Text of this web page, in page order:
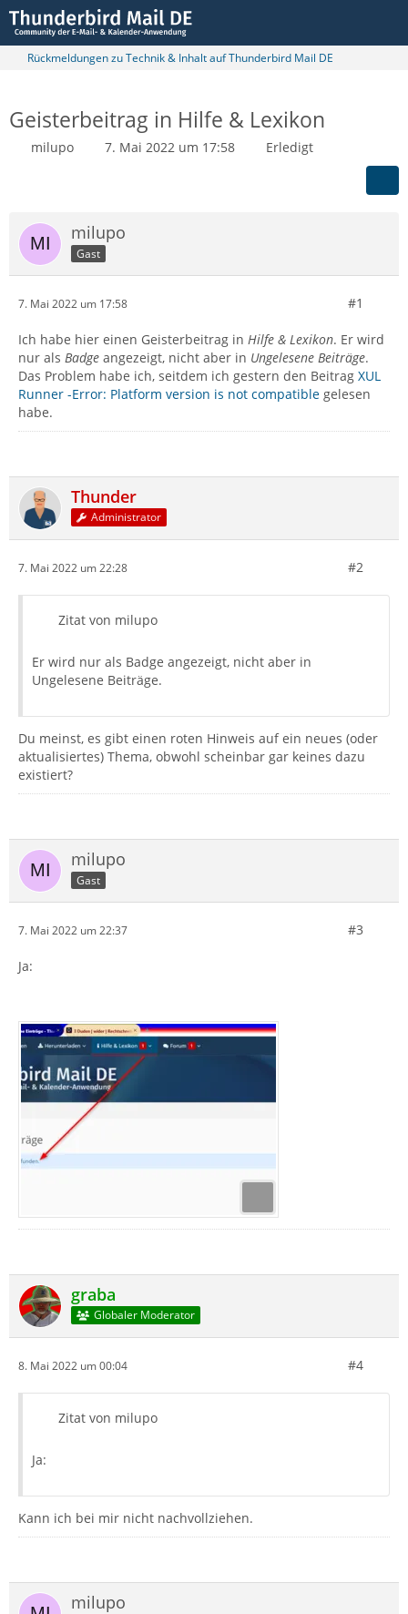
Rückmeldungen zu Technik & Inhalt auf Thunderbird Mail DE
Geisterbeitrag in Hilfe & Lexikon
milupo 7. Mai 2022 um 17:58 Erledigt
milupo
Gast
7. Mai 2022 um 17:58 #1
Ich habe hier einen Geisterbeitrag in Hilfe & Lexikon. Er wird
nur als Badge angezeigt, nicht aber in Ungelesene Beiträge.
Das Problem habe ich, seitdem ich gestern den Beitrag XUL
Runner -Error: Platform version is not compatible gelesen
habe.
Thunder
Administrator
7. Mai 2022 um 22:28 #2
Zitat von milupo
Er wird nur als Badge angezeigt, nicht aber in
Ungelesene Beiträge.
Du meinst, es gibt einen roten Hinweis auf ein neues (oder
aktualisiertes) Thema, obwohl scheinbar gar keines dazu
existiert?
milupo
Gast
7. Mai 2022 um 22:37 #3
Ja:
graba
Globaler Moderator
8. Mai 2022 um 00:04 #4
Zitat von milupo
Ja:
Kann ich bei mir nicht nachvollziehen.
milupo